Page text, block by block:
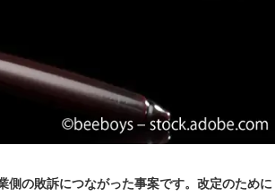
の敗訴につながった事案です。改定のために